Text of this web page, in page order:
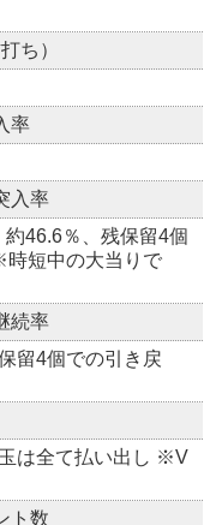
ち）
率
入率
46.6％、残保留4個
短中の大当りで
続率
留4個での引き戻
は全て払い出し ※V
ト数